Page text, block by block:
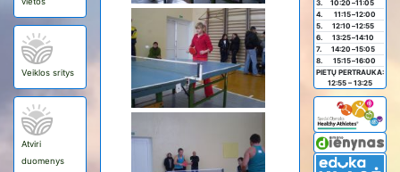
Veiklos sritys
Atviri
duomenys
3.
10:20 –11:05
4.
11:15–12:00
5.
12:10 –12:55
6.
13:25–14:10
7.
14:20 –15:05
8.
15:15–16:00
PIETŲ PERTRAUKA:
12:55 – 13:25